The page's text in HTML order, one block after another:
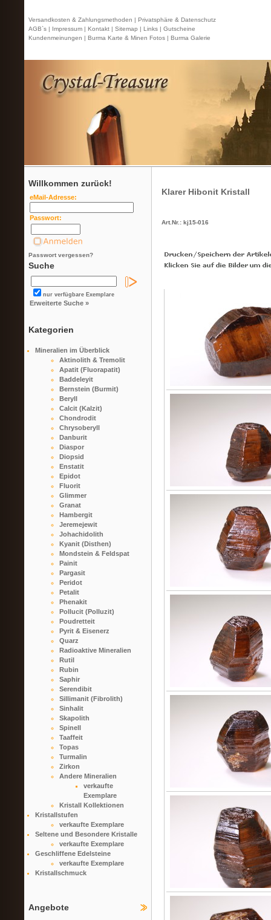
Versandkosten & Zahlungsmethoden | Privatsphäre & Datenschutz
AGB`s | Impressum | Kontakt | Sitemap | Links | Gutscheine
Kundenmeinungen | Burma Karte & Minen Fotos | Burma Galerie
Willkommen zurück!
eMail-Adresse:
Passwort:
Passwort vergessen?
Suche
nur verfügbare Exemplare
Erweiterte Suche »
Kategorien
Mineralien im Überblick
Aktinolith & Tremolit
Apatit (Fluorapatit)
Baddeleyit
Bernstein (Burmit)
Beryll
Calcit (Kalzit)
Chondrodit
Chrysoberyll
Danburit
Diaspor
Diopsid
Enstatit
Epidot
Fluorit
Glimmer
Granat
Hambergit
Jeremejewit
Johachidolith
Kyanit (Disthen)
Mondstein & Feldspat
Painit
Pargasit
Peridot
Petalit
Phenakit
Pollucit (Polluzit)
Poudretteit
Pyrit & Eisenerz
Quarz
Radioaktive Mineralien
Rutil
Rubin
Saphir
Serendibit
Sillimanit (Fibrolith)
Sinhalit
Skapolith
Spinell
Taaffeit
Topas
Turmalin
Zirkon
Andere Mineralien
verkaufte
Exemplare
Kristall Kollektionen
Kristallstufen
verkaufte Exemplare
Seltene und Besondere Kristalle
verkaufte Exemplare
Geschliffene Edelsteine
verkaufte Exemplare
Kristallschmuck
Angebote
Klarer Hibonit Kristall
Art.Nr.: kj15-016